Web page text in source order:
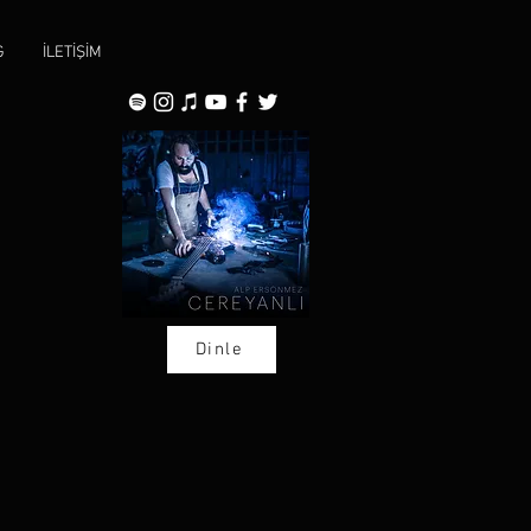
İLETİŞİM
Dinle